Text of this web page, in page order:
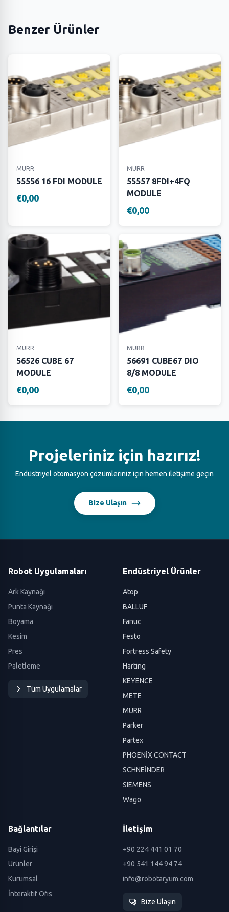
Benzer Ürünler
MURR
55556 16 FDI MODULE
€0,00
MURR
55557 8FDI+4FQ
MODULE
€0,00
MURR
56526 CUBE 67
MODULE
€0,00
MURR
56691 CUBE67 DIO
8/8 MODULE
€0,00
Projeleriniz için hazırız!
Endüstriyel otomasyon çözümleriniz için hemen iletişime geçin
Bize Ulaşın
Robot Uygulamaları
Ark Kaynağı
Punta Kaynağı
Boyama
Kesim
Pres
Paletleme
Tüm Uygulamalar
Endüstriyel Ürünler
Atop
BALLUF
Fanuc
Festo
Fortress Safety
Harting
KEYENCE
METE
MURR
Parker
Partex
PHOENİX CONTACT
SCHNEİNDER
SIEMENS
Wago
Bağlantılar
Bayi Girişi
Ürünler
Kurumsal
İnteraktif Ofis
İletişim
+90 224 441 01 70
+90 541 144 94 74
info@robotaryum.com
Bize Ulaşın